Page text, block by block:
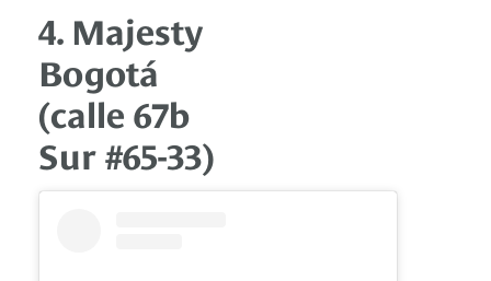
4. Majesty
Bogotá
(calle 67b
Sur #65-33)